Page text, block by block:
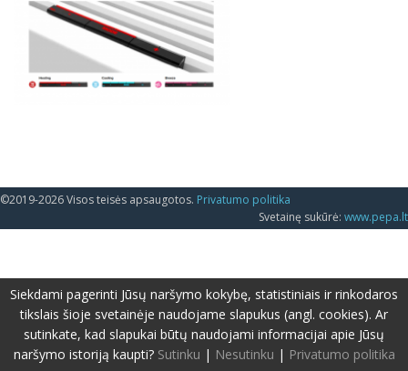
©2019-2026 Visos teisės apsaugotos. Privatumo politika
Svetainę sukūrė: www.pepa.lt
Siekdami pagerinti Jūsų naršymo kokybę, statistiniais ir rinkodaros
tikslais šioje svetainėje naudojame slapukus (angl. cookies). Ar
sutinkate, kad slapukai būtų naudojami informacijai apie Jūsų
naršymo istoriją kaupti? Sutinku | Nesutinku | Privatumo politika